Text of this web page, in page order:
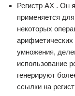
Регистр AX . Он
применяется
некоторых
умножения,
использование
генерируют
ссылки на